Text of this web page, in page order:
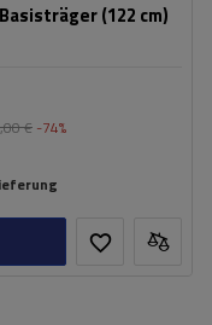
(122 cm)
€ -74%